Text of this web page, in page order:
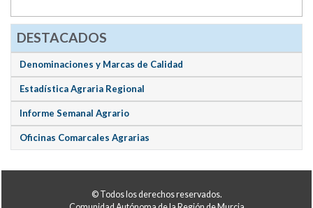
DESTACADOS
Denominaciones y Marcas de Calidad
Estadística Agraria Regional
Informe Semanal Agrario
Oficinas Comarcales Agrarias
© Todos los derechos reservados.